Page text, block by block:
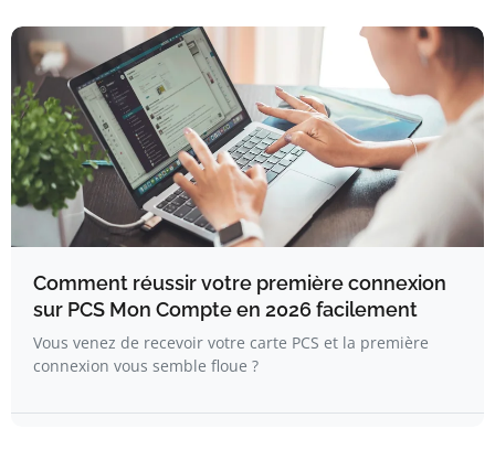
Comment réussir votre première connexion
sur PCS Mon Compte en 2026 facilement
Vous venez de recevoir votre carte PCS et la première
connexion vous semble floue ?